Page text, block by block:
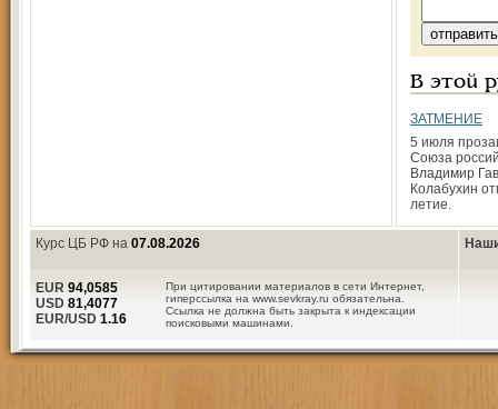
В этой
ЗАТМЕНИЕ
5 июля
Союза
Владимир
Колабухин
летие.
Курс ЦБ РФ на 07.08.2026
При цитировании материалов в сети Интернет,
гиперссылка на www.sevkray.ru обязательна.
Ссылка не должна быть закрыта к индексации
поисковыми машинами.
EUR 94,0585
USD 81,4077
EUR/USD 1.16